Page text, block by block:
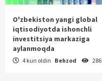
O'zbekiston yangi global
iqtisodiyotda ishonchli
investitsiya markaziga
aylanmoqda
4 kun oldin Behzod 286